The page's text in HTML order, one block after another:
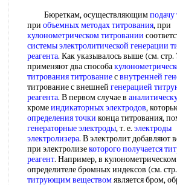
Бюреткам, осуществляющимподачу
при объемных методах титрования, при
кулонометрическом титровании
системы электролитической генерации
реагента. Как указывалось выше (см. стр.
применяют два способа
титрования титрованиесвнутренней
титрование с внешней генерацией
реагента. В первом случае в
кромеиндикаторных электродов,
определения точки конца титрования,
генераторные электроды, т. е. электроды
электролизера. В электролит добавляют
при электролизекоторого получается
реагент. Например, в кулонометрическом
определителе бромных индексов (см.
титрующим веществомявляется бром,